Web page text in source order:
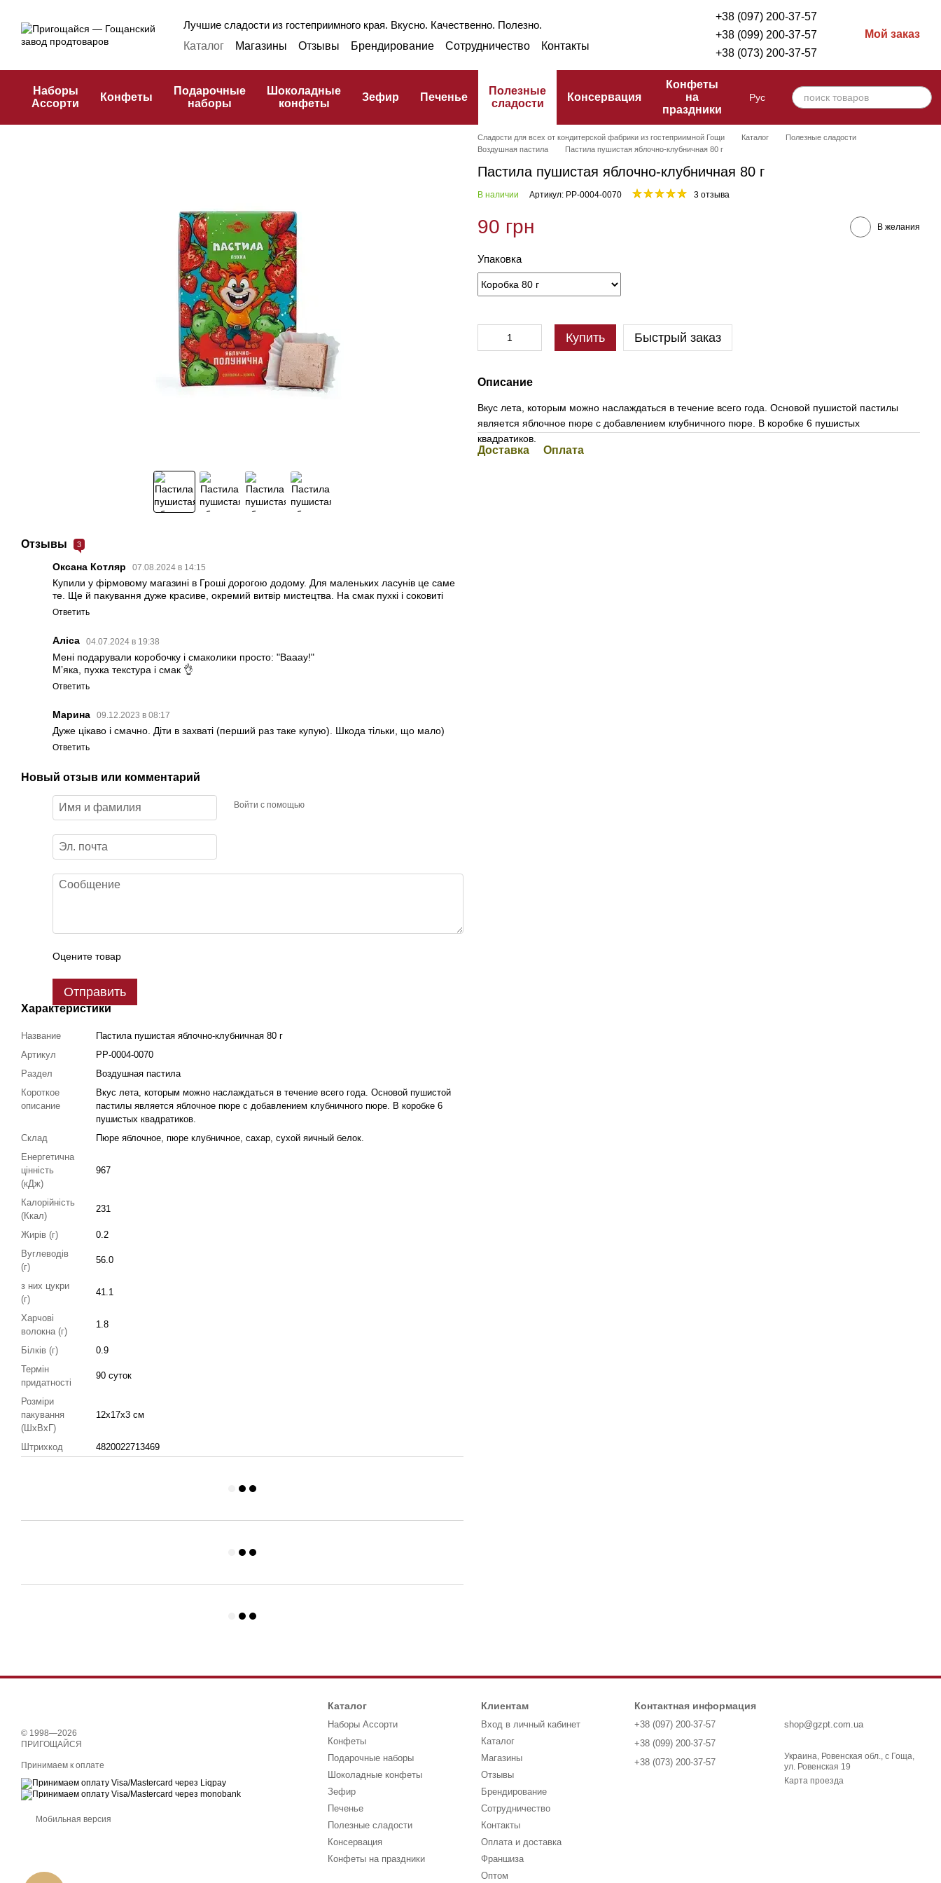
Лучшие сладости из гостеприимного края. Вкусно. Качественно. Полезно.
Каталог
Магазины Отзывы Брендирование Сотрудничество
Контакты
Публичная оферта
Кулинарный словарь
+38 (097) 200-37-57
+38 (099) 200-37-57
+38 (073) 200-37-57
Мой заказ
Наборы
Ассорти
Конфеты
Подарочные
наборы
Шоколадные
конфеты
Зефир Печенье
Полезные
сладости
Консервация
Конфеты
на
праздники
Рус
Отзывы 3
Оксана Котляр 07.08.2024 в 14:15
Купили у фірмовому магазині в Гроші дорогою додому. Для маленьких ласунів це саме
те. Ще й пакування дуже красиве, окремий витвір мистецтва. На смак пухкі і соковиті
Ответить
Аліса 04.07.2024 в 19:38
Мені подарували коробочку і смаколики просто: "Вааау!"
Мʼяка, пухка текстура і смак 👌
Ответить
Марина 09.12.2023 в 08:17
Дуже цікаво і смачно. Діти в захваті (перший раз таке купую). Шкода тільки, що мало)
Ответить
Новый отзыв или комментарий
Войти с помощью
Оцените товар
Отправить
Характеристики
Название
Пастила пушистая яблочно-клубничная 80 г
Артикул
PP-0004-0070
Раздел
Воздушная пастила
Короткое
описание
Вкус лета, которым можно наслаждаться в течение всего года. Основой пушистой
пастилы является яблочное пюре с добавлением клубничного пюре. В коробке 6
пушистых квадратиков.
Склад
Пюре яблочное, пюре клубничное, сахар, сухой яичный белок.
Енергетична
цінність
(кДж)
967
Калорійність
(Ккал)
231
Жирів (г)
0.2
Вуглеводів
(г)
56.0
з них цукри
(г)
41.1
Харчові
волокна (г)
1.8
Білків (г)
0.9
Термін
придатності
90 суток
Розміри
пакування
(ШхВхГ)
12х17х3 см
Штрихкод 4820022713469
Сладости для всех от кондитерской фабрики из гостеприимной Гощи Каталог
Полезные сладости
Воздушная пастила
Пастила пушистая яблочно-клубничная 80 г
Пастила пушистая яблочно-клубничная 80 г
В наличии Артикул: PP-0004-0070 3 отзыва
90 грн В желания
Упаковка
Купить Быстрый заказ
Описание
Вкус лета, которым можно наслаждаться в течение всего года. Основой пушистой пастилы
является яблочное пюре с добавлением клубничного пюре. В коробке 6 пушистых
квадратиков.
Доставка Оплата
© 1998—2026
ПРИГОЩАЙСЯ
Принимаем к оплате
Мобильная версия
Каталог
Наборы Ассорти
Конфеты
Подарочные наборы
Шоколадные конфеты
Зефир
Печенье
Полезные сладости
Консервация
Конфеты на праздники
Клиентам
Вход в личный кабинет
Каталог
Магазины
Отзывы
Брендирование
Сотрудничество
Контакты
Оплата и доставка
Франшиза
Оптом
Контактная информация
+38 (097) 200-37-57
+38 (099) 200-37-57
+38 (073) 200-37-57
shop@gzpt.com.ua
Украина, Ровенская обл., с Гоща,
ул. Ровенская 19
Карта проезда